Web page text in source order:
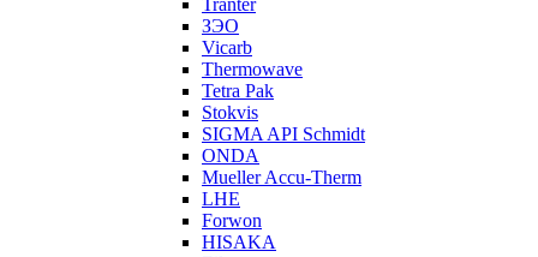
Tranter
ЗЭО
Vicarb
Thermowave
Tetra Pak
Stokvis
SIGMA API Schmidt
ONDA
Mueller Accu-Therm
LHE
Forwon
HISAKA